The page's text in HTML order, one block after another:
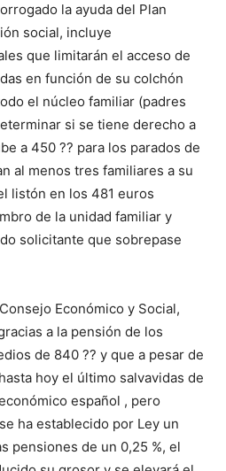
la ayuda del Plan
social, incluye
que limitarán el acceso de
en función de su colchón
el núcleo familiar (padres
si se tiene derecho a
a 450 ?? para los parados de
al menos tres familiares a su
listón en los 481 euros
de la unidad familiar y
solicitante que sobrepase
Económico y Social,
a la pensión de los
de 840 ?? y que a pesar de
hoy el último salvavidas de
español , pero
ha establecido por Ley un
pensiones de un 0,25 %, el